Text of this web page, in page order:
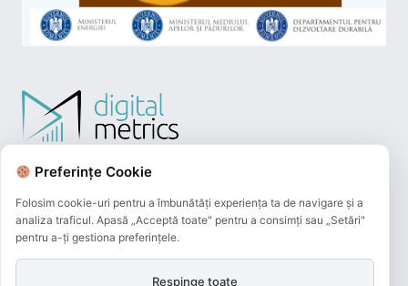
Preferințe Cookie
Folosim cookie-uri pentru a îmbunătăți experiența ta de navigare și a
analiza traficul. Apasă „Acceptă toate" pentru a consimți sau „Setări"
pentru a-ți gestiona preferințele.
Respinge toate